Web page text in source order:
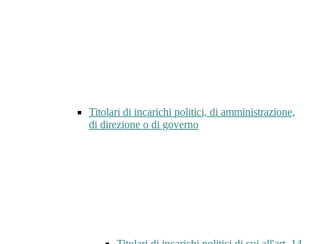
Titolari di incarichi politici, di amministrazione,
di direzione o di governo